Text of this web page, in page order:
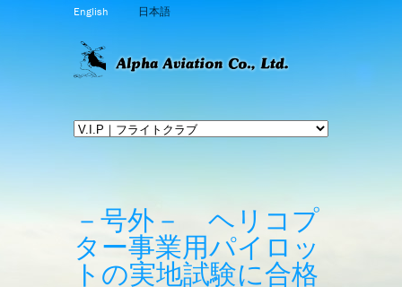
English 日本語
－号外－ ヘリコプ
ター事業用パイロッ
トの実地試験に合格